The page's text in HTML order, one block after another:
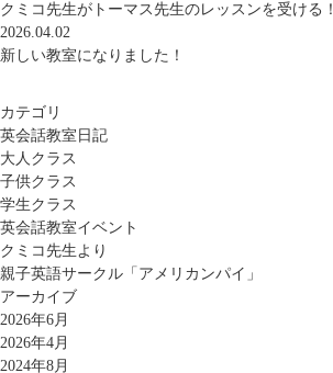
クミコ先生がトーマス先生のレッスンを受ける！
2026.04.02
新しい教室になりました！
カテゴリ
英会話教室日記
大人クラス
子供クラス
学生クラス
英会話教室イベント
クミコ先生より
親子英語サークル「アメリカンパイ」
アーカイブ
2026年6月
2026年4月
2024年8月